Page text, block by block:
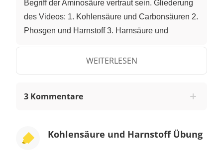
Begriff der Aminosäure vertraut sein. Gliederung
des Videos: 1. Kohlensäure und Carbonsäuren 2.
Phosgen und Harnstoff 3. Harnsäure und
Harnstoffzyklus 6. Ammoniak als Zellgift 7.
Zusammenfassung 1. Kohlensäure und
bestimmt noch durch die Videos über die
Molekularstruktur einer Carbonsäure daneben, so
scheint eine gute Übereinstimmung in den
WEITERLESEN
3 Kommentare
Kohlensäure und Harnstoff Übung